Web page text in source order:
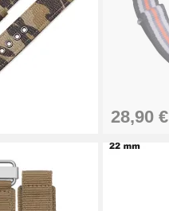
28,90 €